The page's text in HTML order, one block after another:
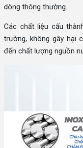
dòng thông thường.
Các chất liệu cấu
trường, không gây hại
đến chất lượng nguồn